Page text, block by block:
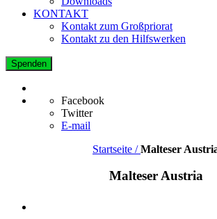
KONTAKT
Kontakt zum Großpriorat
Kontakt zu den Hilfswerken
Spenden
Facebook
Twitter
E-mail
Startseite / Malteser
Malteser Austria